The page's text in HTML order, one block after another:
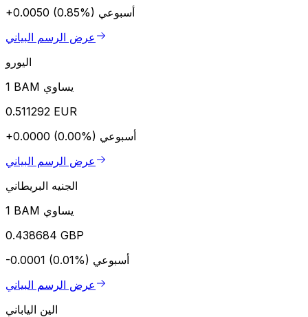
+0.0050 (0.85%) أسبوعي
عرض الرسم البياني
اليورو
1 BAM يساوي
0.511292 EUR
+0.0000 (0.00%) أسبوعي
عرض الرسم البياني
الجنيه البريطاني
1 BAM يساوي
0.438684 GBP
-0.0001 (0.01%) أسبوعي
عرض الرسم البياني
الين الياباني